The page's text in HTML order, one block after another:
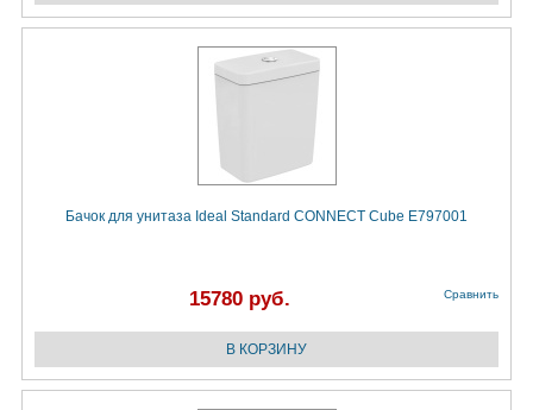
Бачок для унитаза Ideal Standard CONNECT Cube E797001
15780 руб. Сравнить